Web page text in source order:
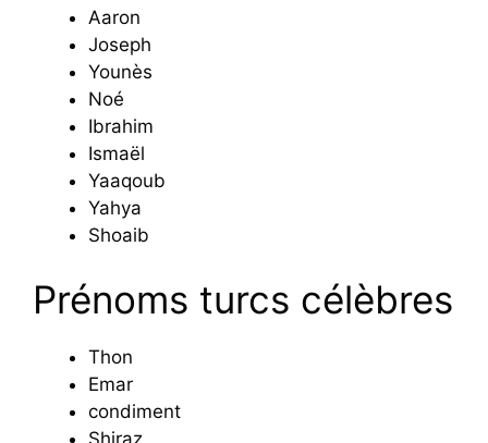
Aaron
Joseph
Younès
Noé
Ibrahim
Ismaël
Yaaqoub
Yahya
Shoaib
Prénoms turcs célèbres
Thon
Emar
condiment
Shiraz